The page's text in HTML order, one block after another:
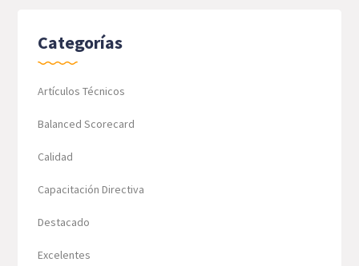
Categorías
Artículos Técnicos
Balanced Scorecard
Calidad
Capacitación Directiva
Destacado
Excelentes